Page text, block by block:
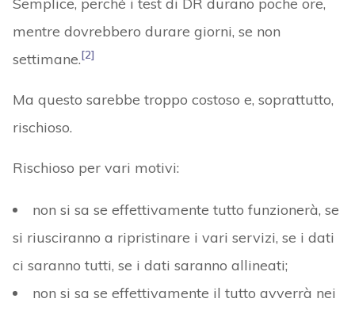
mentre dovrebbero durare giorni, se non
settimane.[2]
Ma questo sarebbe troppo costoso e, soprattutto,
rischioso.
Rischioso per vari motivi:
non si sa se effettivamente tutto funzionerà, se
si riusciranno a ripristinare i vari servizi, se i dati
ci saranno tutti, se i dati saranno allineati;
non si sa se effettivamente il tutto avverrà nei